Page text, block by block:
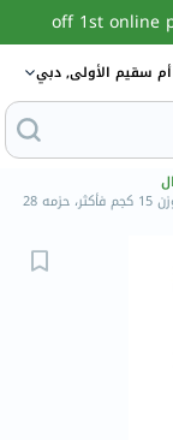
أم سقيم الأولى, دبي
هجيزحفاضات للعناية الإضافية للأطفال، مقاس 6، للأطفال بوزن 15 كجم فأكثر، حزمه 28